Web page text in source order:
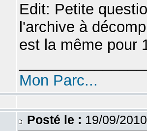
Edit: Petite
l'archive à
est la même pour
Mon Parc...
Posté le : 19/09/